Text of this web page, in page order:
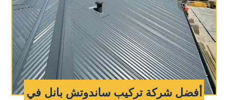
أفضل شركة تركيب ساندوتش بانل في